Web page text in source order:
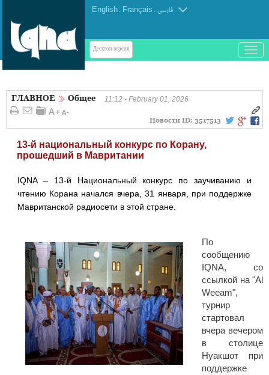
English . Français . فارسی
Десктоп-версия
باز
و
کردن
ГЛАВНОЕ Общее 11:12 - February 01, 2026
Новости ID: 3517513
13-й национальный конкурс по Корану,
прошедший в Мавритании
IQNA – 13-й Национальный конкурс по заучиванию и
чтению Корана начался вчера, 31 января, при поддержке
Мавританской радиосети в этой стране.
По
сообщению
IQNA, со
ссылкой на "Аl
Weeam",
турнир
стартовал
вчера вечером
в столице
Нуакшот при
поддержке